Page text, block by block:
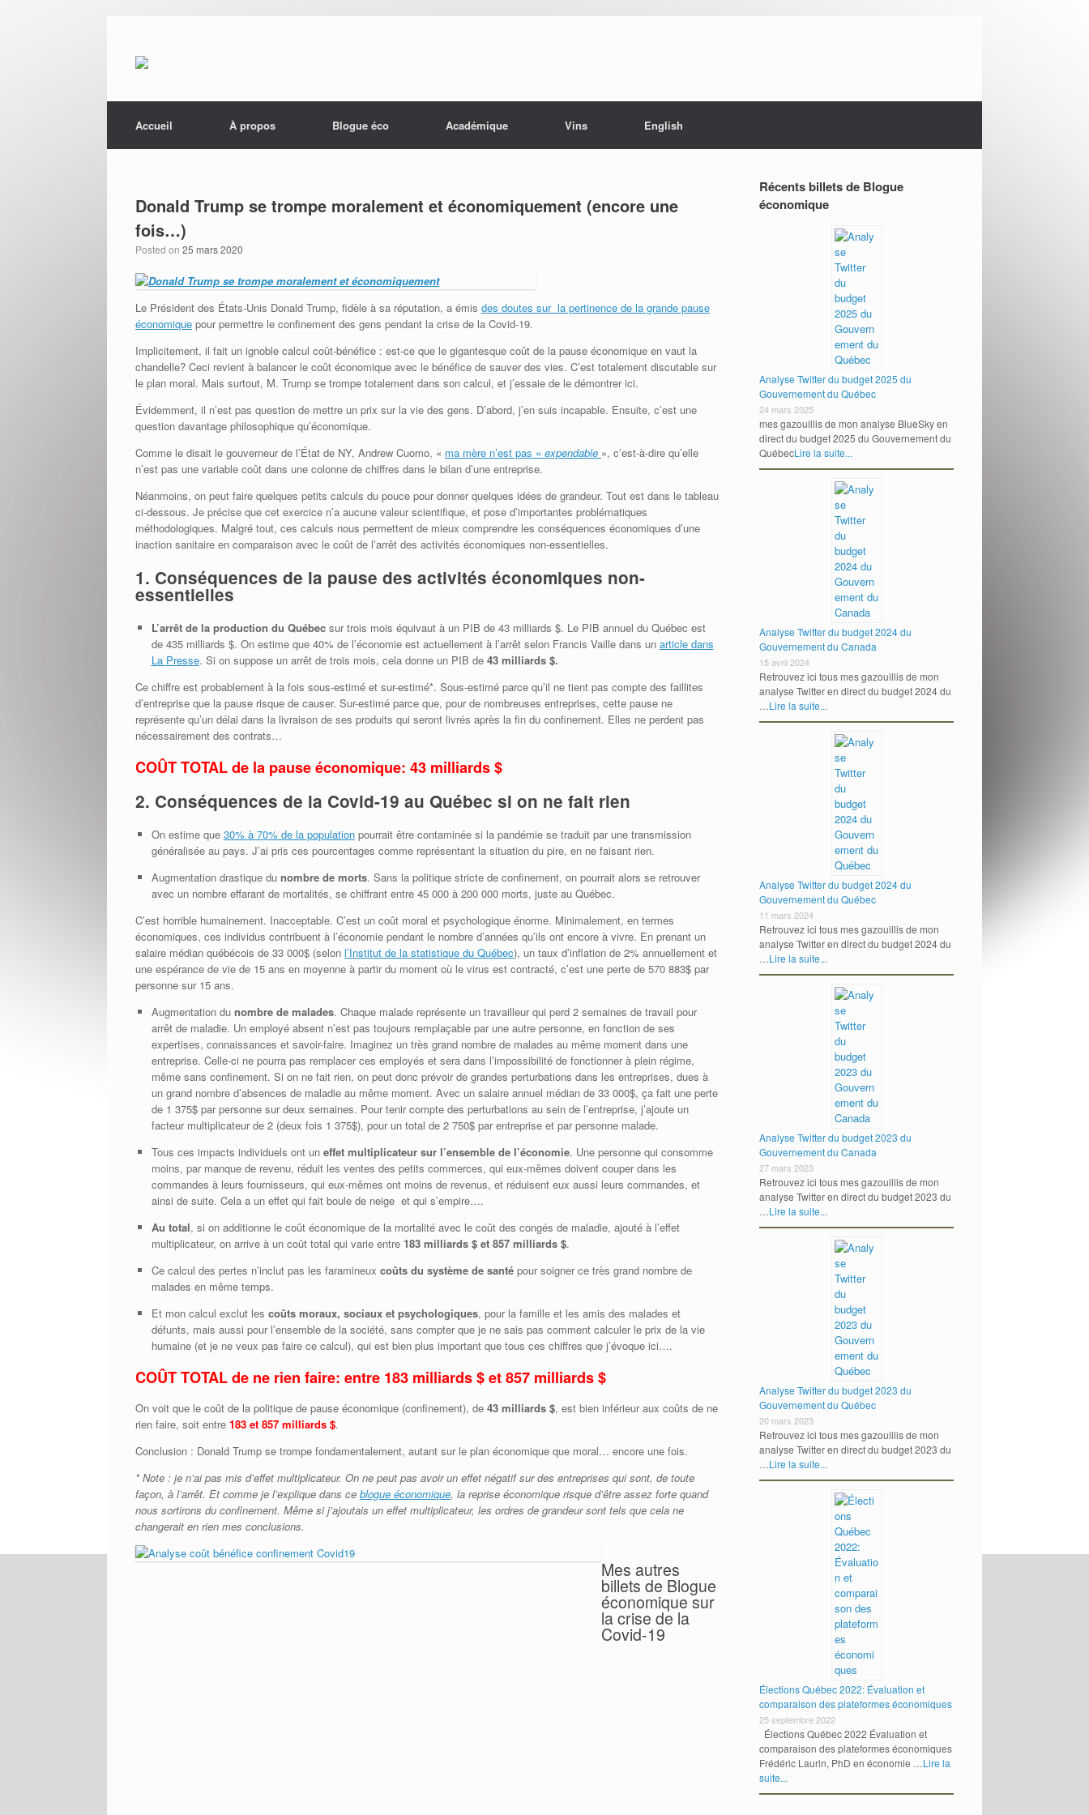
Accueil
À propos Blogue éco Académique Vins English
Donald Trump se trompe moralement et économiquement (encore une
fois…)
Posted on 25 mars 2020
Le Président des États-Unis Donald Trump, fidèle à sa réputation, a émis des doutes sur la pertinence de la grande pause
économique pour permettre le confinement des gens pendant la crise de la Covid-19.
Implicitement, il fait un ignoble calcul coût-bénéfice : est-ce que le gigantesque coût de la pause économique en vaut la
chandelle? Ceci revient à balancer le coût économique avec le bénéfice de sauver des vies. C’est totalement discutable sur
le plan moral. Mais surtout, M. Trump se trompe totalement dans son calcul, et j’essaie de le démontrer ici.
Évidemment, il n’est pas question de mettre un prix sur la vie des gens. D’abord, j’en suis incapable. Ensuite, c’est une
question davantage philosophique qu’économique.
Comme le disait le gouverneur de l’État de NY, Andrew Cuomo, « ma mère n’est pas « expendable », c’est-à-dire qu’elle
n’est pas une variable coût dans une colonne de chiffres dans le bilan d’une entreprise.
Néanmoins, on peut faire quelques petits calculs du pouce pour donner quelques idées de grandeur. Tout est dans le tableau
ci-dessous. Je précise que cet exercice n’a aucune valeur scientifique, et pose d’importantes problématiques
méthodologiques. Malgré tout, ces calculs nous permettent de mieux comprendre les conséquences économiques d’une
inaction sanitaire en comparaison avec le coût de l’arrêt des activités économiques non-essentielles.
1. Conséquences de la pause des activités économiques non-
essentielles
L’arrêt de la production du Québecsur trois mois équivaut à un PIB de 43 milliards $. Le PIB annuel du Québec est
de 435 milliards $. On estime que 40% de l’économie est actuellement à l’arrêt selon Francis Vaille dans un article dans
La Presse. Si on suppose un arrêt de trois mois, cela donne un PIB de 43 milliards $.
Ce chiffre est probablement à la fois sous-estimé et sur-estimé*. Sous-estimé parce qu’il ne tient pas compte des faillites
d’entreprise que la pause risque de causer. Sur-estimé parce que, pour de nombreuses entreprises, cette pause ne
représente qu’un délai dans la livraison de ses produits qui seront livrés après la fin du confinement. Elles ne perdent pas
nécessairement des contrats…
COÛT TOTAL de la pause économique: 43 milliards $
2. Conséquences de la Covid-19 au Québec si on ne fait rien
On estime que 30% à 70% de la populationpourrait être contaminée si la pandémie se traduit par une transmission
généralisée au pays. J’ai pris ces pourcentages comme représentant la situation du pire, en ne faisant rien.
Augmentation drastique du nombre de morts. Sans la politique stricte de confinement, on pourrait alors se retrouver
avec un nombre effarant de mortalités, se chiffrant entre 45 000 à 200 000 morts, juste au Québec.
C’est horrible humainement. Inacceptable. C’est un coût moral et psychologique énorme. Minimalement, en termes
économiques, ces individus contribuent à l’économie pendant le nombre d’années qu’ils ont encore à vivre. En prenant un
salaire médian québécois de 33 000$ (selon l’Institut de la statistique du Québec), un taux d’inflation de 2% annuellement et
une espérance de vie de 15 ans en moyenne à partir du moment où le virus est contracté, c’est une perte de 570 883$ par
personne sur 15 ans.
Augmentation du nombre de malades. Chaque malade représente un travailleur qui perd 2 semaines de travail pour
arrêt de maladie. Un employé absent n’est pas toujours remplaçable par une autre personne, en fonction de ses
expertises, connaissances et savoir-faire. Imaginez un très grand nombre de malades au même moment dans une
entreprise. Celle-ci ne pourra pas remplacer ces employés et sera dans l’impossibilité de fonctionner à plein régime,
même sans confinement. Si on ne fait rien, on peut donc prévoir de grandes perturbations dans les entreprises, dues à
un grand nombre d’absences de maladie au même moment. Avec un salaire annuel médian de 33 000$, ça fait une perte
de 1 375$ par personne sur deux semaines. Pour tenir compte des perturbations au sein de l’entreprise, j’ajoute un
facteur multiplicateur de 2 (deux fois 1 375$), pour un total de 2 750$ par entreprise et par personne malade.
Tous ces impacts individuels ont un effet multiplicateur sur l’ensemble de l’économie. Une personne qui consomme
moins, par manque de revenu, réduit les ventes des petits commerces, qui eux-mêmes doivent couper dans les
commandes à leurs fournisseurs, qui eux-mêmes ont moins de revenus, et réduisent eux aussi leurs commandes, et
ainsi de suite. Cela a un effet qui fait boule de neige et qui s’empire….
Au total, si on additionne le coût économique de la mortalité avec le coût des congés de maladie, ajouté à l’effet
multiplicateur, on arrive à un coût total qui varie entre 183 milliards $ et 857 milliards $.
Ce calcul des pertes n’inclut pas les faramineux coûts du système de santépour soigner ce très grand nombre de
malades en même temps.
Et mon calcul exclut les coûts moraux, sociaux et psychologiques, pour la famille et les amis des malades et
défunts, mais aussi pour l’ensemble de la société, sans compter que je ne sais pas comment calculer le prix de la vie
humaine (et je ne veux pas faire ce calcul), qui est bien plus important que tous ces chiffres que j’évoque ici….
COÛT TOTAL de ne rien faire: entre 183 milliards $ et 857 milliards $
On voit que le coût de la politique de pause économique (confinement), de 43 milliards $, est bien inférieur aux coûts de ne
rien faire, soit entre 183 et 857 milliards $.
Conclusion : Donald Trump se trompe fondamentalement, autant sur le plan économique que moral… encore une fois.
* Note : je n’ai pas mis d’effet multiplicateur. On ne peut pas avoir un effet négatif sur des entreprises qui sont, de toute
façon, à l’arrêt. Et comme je l’explique dans ce blogue économique, la reprise économique risque d’être assez forte quand
nous sortirons du confinement. Même si j’ajoutais un effet multiplicateur, les ordres de grandeur sont tels que cela ne
changerait en rien mes conclusions.
Mes autres
billets de Blogue
économique sur
la crise de la
Covid-19
Récents billets de Blogue
économique
Analyse Twitter du budget 2025 du
Gouvernement du Québec
24 mars 2025
mes gazouillis de mon analyse BlueSky en
direct du budget 2025 du Gouvernement du
QuébecLire la suite...
Analyse Twitter du budget 2024 du
Gouvernement du Canada
15 avril 2024
Retrouvez ici tous mes gazouillis de mon
analyse Twitter en direct du budget 2024 du
…Lire la suite...
Analyse Twitter du budget 2024 du
Gouvernement du Québec
11 mars 2024
Retrouvez ici tous mes gazouillis de mon
analyse Twitter en direct du budget 2024 du
…Lire la suite...
Analyse Twitter du budget 2023 du
Gouvernement du Canada
27 mars 2023
Retrouvez ici tous mes gazouillis de mon
analyse Twitter en direct du budget 2023 du
…Lire la suite...
Analyse Twitter du budget 2023 du
Gouvernement du Québec
20 mars 2023
Retrouvez ici tous mes gazouillis de mon
analyse Twitter en direct du budget 2023 du
…Lire la suite...
Élections Québec 2022: Évaluation et
comparaison des plateformes économiques
25 septembre 2022
Élections Québec 2022 Évaluation et
comparaison des plateformes économiques
Frédéric Laurin, PhD en économie …Lire la
suite...